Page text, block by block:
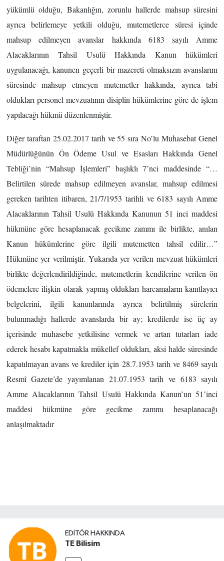
yükümlü olduğu, Bakanlığın, zorunlu hallerde mahsup süresini
ayrıca belirlemeye yetkili olduğu, mutemetlerce süresi içinde
mahsup edilmeyen avanslar hakkında 6183 sayılı Amme
Alacaklarının Tahsil Usulü Hakkında Kanun hükümleri
uygulanacağı, kanunen geçerli bir mazereti olmaksızın avanslarını
süresinde mahsup etmeyen mutemetler hakkında, ayrıca tabi
oldukları personel mevzuatının disiplin hükümlerine göre de işlem
yapılacağı hükmü düzenlenmiştir.
Diğer taraftan 25.02.2017 tarih ve 55 sıra No’lu Muhasebat Genel
Müdürlüğünün Ön Ödeme Usul ve Esasları Hakkında Genel
Tebliği’nin “Mahsup İşlemleri” başlıklı 7’nci maddesinde “…
Belirtilen sürede mahsup edilmeyen avanslar, mahsup edilmesi
gereken tarihten itibaren, 21/7/1953 tarihli ve 6183 sayılı Amme
Alacaklarının Tahsil Usulü Hakkında Kanunun 51 inci maddesi
hükmüne göre hesaplanacak gecikme zammı ile birlikte, anılan
Kanun hükümlerine göre ilgili mutemetten tahsil edilir…”
Hükmüne yer verilmiştir. Yukarıda yer verilen mevzuat hükümleri
birlikte değerlendirildiğinde, mutemetlerin kendilerine verilen ön
ödemelere ilişkin olarak yapmış oldukları harcamaların kanıtlayıcı
belgelerini, ilgili kanunlarında ayrıca belirtilmiş sürelerin
bulunmadığı hallerde avanslarda bir ay; kredilerde ise üç ay
içerisinde muhasebe yetkilisine vermek ve artan tutarları iade
ederek hesabı kapatmakla mükellef oldukları, aksi halde süresinde
kapatılmayan avans ve krediler için 28.7.1953 tarih ve 8469 sayılı
Resmî Gazete’de yayımlanan 21.07.1953 tarih ve 6183 sayılı
Amme Alacaklarının Tahsil Usulü Hakkında Kanun’un 51’inci
maddesi hükmüne göre gecikme zammı hesaplanacağı
anlaşılmaktadır
EDITÖR HAKKINDA
TE Bilisim